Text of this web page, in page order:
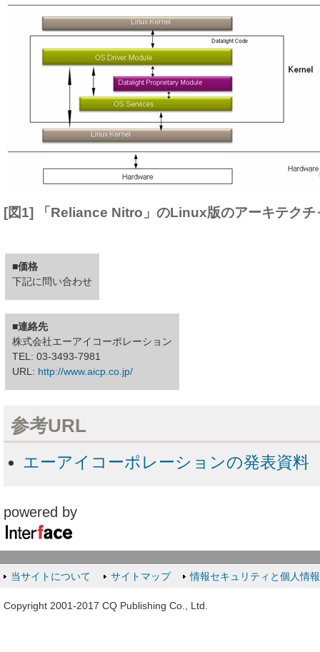
[図1] 「Reliance Nitro」のLinux版のアーキテクチ
■価格
下記に問い合わせ
■連絡先
株式会社エーアイコーポレーション
TEL: 03-3493-7981
URL: http://www.aicp.co.jp/
参考URL
エーアイコーポレーションの発表資料
powered by
当サイトについて サイトマップ 情報セキュリティと個人情
Copyright 2001-2017 CQ Publishing Co., Ltd.